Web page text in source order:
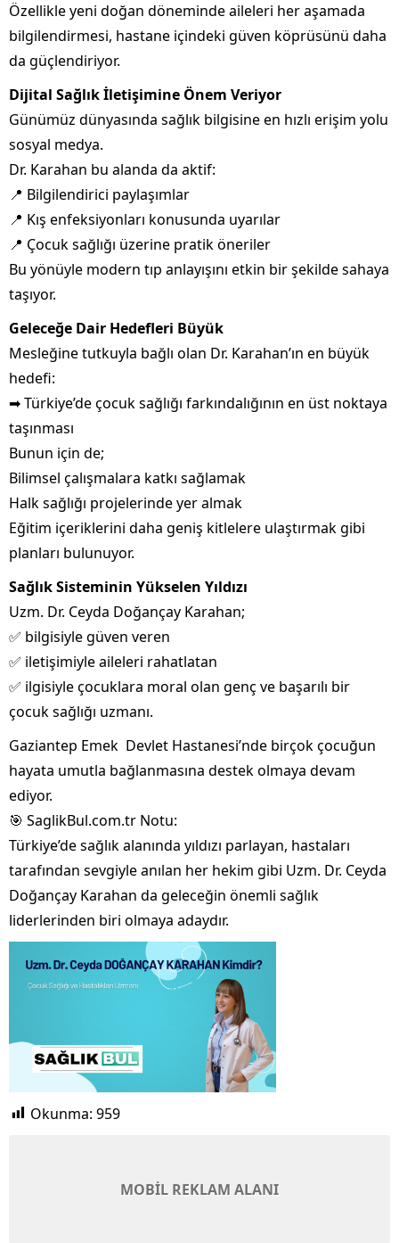
Özellikle yeni doğan döneminde aileleri her aşamada
bilgilendirmesi, hastane içindeki güven köprüsünü daha
da güçlendiriyor.
Dijital Sağlık İletişimine Önem Veriyor
Günümüz dünyasında sağlık bilgisine en hızlı erişim yolu
sosyal medya.
Dr. Karahan bu alanda da aktif:
📍 Bilgilendirici paylaşımlar
📍 Kış enfeksiyonları konusunda uyarılar
📍 Çocuk sağlığı üzerine pratik öneriler
Bu yönüyle modern tıp anlayışını etkin bir şekilde sahaya
taşıyor.
Geleceğe Dair Hedefleri Büyük
Mesleğine tutkuyla bağlı olan Dr. Karahan’ın en büyük
hedefi:
➡ Türkiye’de çocuk sağlığı farkındalığının en üst noktaya
taşınması
Bunun için de;
Bilimsel çalışmalara katkı sağlamak
Halk sağlığı projelerinde yer almak
Eğitim içeriklerini daha geniş kitlelere ulaştırmak gibi
planları bulunuyor.
Sağlık Sisteminin Yükselen Yıldızı
Uzm. Dr. Ceyda Doğançay Karahan;
✅ bilgisiyle güven veren
✅ iletişimiyle aileleri rahatlatan
✅ ilgisiyle çocuklara moral olan genç ve başarılı bir
çocuk sağlığı uzmanı.
Gaziantep Emek Devlet Hastanesi’nde birçok çocuğun
hayata umutla bağlanmasına destek olmaya devam
ediyor.
🎯 SaglikBul.com.tr Notu:
Türkiye’de sağlık alanında yıldızı parlayan, hastaları
tarafından sevgiyle anılan her hekim gibi Uzm. Dr. Ceyda
Doğançay Karahan da geleceğin önemli sağlık
liderlerinden biri olmaya adaydır.
Okunma: 959
MOBİL REKLAM ALANI